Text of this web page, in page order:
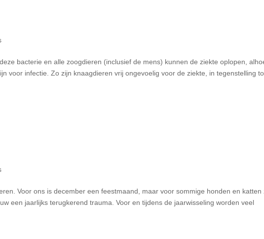
bacterie en alle zoogdieren (inclusief de mens) kunnen de ziekte oplopen,
voor infectie. Zo zijn knaagdieren vrij ongevoelig voor de ziekte, in tegenstelling
Voor ons is december een feestmaand, maar voor sommige honden en katten
een jaarlijks terugkerend trauma. Voor en tijdens de jaarwisseling worden veel